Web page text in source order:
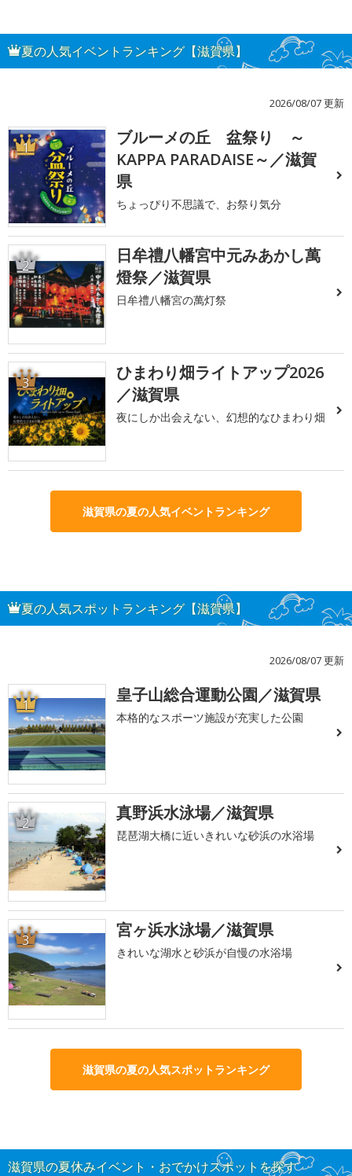
夏の人気イベントランキング【滋賀県】
2026/08/07 更新
1
ブルーメの丘 盆祭り ～
KAPPA PARADAISE～／滋賀
県
ちょっぴり不思議で、お祭り気分
2
日牟禮八幡宮中元みあかし萬
燈祭／滋賀県
日牟禮八幡宮の萬灯祭
3
ひまわり畑ライトアップ2026
／滋賀県
夜にしか出会えない、幻想的なひまわり畑
滋賀県の夏の人気イベントランキング
夏の人気スポットランキング【滋賀県】
2026/08/07 更新
1 皇子山総合運動公園／滋賀県
本格的なスポーツ施設が充実した公園
2 真野浜水泳場／滋賀県
琵琶湖大橋に近いきれいな砂浜の水浴場
3 宮ヶ浜水泳場／滋賀県
きれいな湖水と砂浜が自慢の水浴場
滋賀県の夏の人気スポットランキング
滋賀県の夏休みイベント・おでかけスポットを探す